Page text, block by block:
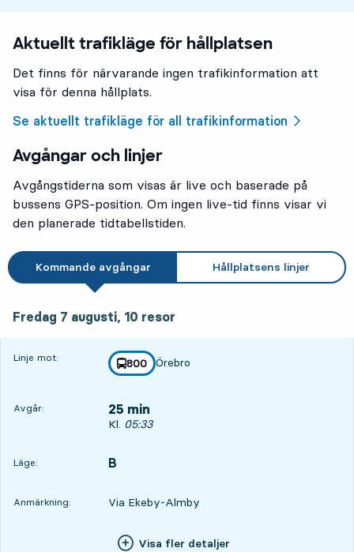
Aktuellt trafikläge för hållplatsen
Det finns för närvarande ingen trafikinformation att
visa för denna hållplats.
Se aktuellt trafikläge för all trafikinformation
Avgångar och linjer
Avgångstiderna som visas är live och baserade på
bussens GPS-position. Om ingen live-tid finns visar vi
den planerade tidtabellstiden.
Kommande avgångar Hållplatsens linjer
Fredag 7 augusti, 10 resor
Linje mot: linje
800
mot
Örebro
,
Avgår: 25 min
Avgår, Kl. 05:33, om 25 min
Kl. 05:33
Läge:
LÄGE, B
,
Anmärkning: Via Ekeby-Almby
Visa fler detaljer